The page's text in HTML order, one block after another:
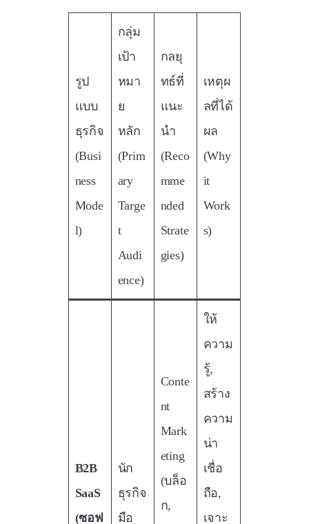
รูป
แบบ
ธุรกิจ
(Busi
ness
Mode
l)
กลุ่ม
เป้า
หมา
ย
หลัก
(Prim
ary
Targe
t
Audi
ence)
กลยุ
ทธ์ที่
แนะ
นำ
(Reco
mme
nded
Strate
gies)
เหตุผ
ลที่ได้
ผล
(Why
it
Work
s)
B2B
SaaS
(ซอฟ
นัก
ธุรกิจ
มือ
Conte
nt
Mark
eting
(บล็อ
ก,
ให้
ความ
รู้,
สร้าง
ความ
น่า
เชื่อ
ถือ,
เจาะ